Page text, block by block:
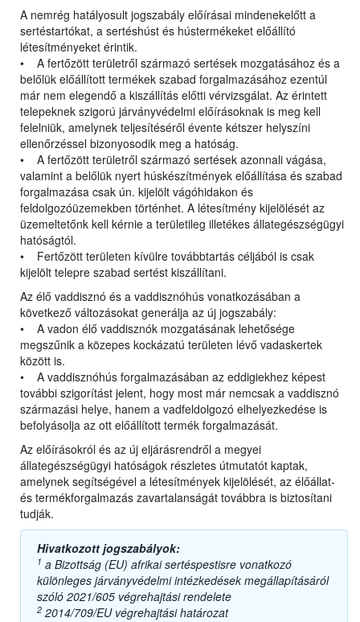
A nemrég hatályosult jogszabály előírásai mindenekelőtt a
sertéstartókat, a sertéshúst és hústermékeket előállító
létesítményeket érintik.
• A fertőzött területről származó sertések mozgatásához és a
belőlük előállított termékek szabad forgalmazásához ezentúl
már nem elegendő a kiszállítás előtti vérvizsgálat. Az érintett
telepeknek szigorú járványvédelmi előírásoknak is meg kell
felelniük, amelynek teljesítéséről évente kétszer helyszíni
ellenőrzéssel bizonyosodik meg a hatóság.
• A fertőzött területről származó sertések azonnali vágása,
valamint a belőlük nyert húskészítmények előállítása és szabad
forgalmazása csak ún. kijelölt vágóhidakon és
feldolgozóüzemekben történhet. A létesítmény kijelölését az
üzemeltetőnk kell kérnie a területileg illetékes állategészségügyi
hatóságtól.
• Fertőzött területen kívülre továbbtartás céljából is csak
kijelölt telepre szabad sertést kiszállítani.
Az élő vaddisznó és a vaddisznóhús vonatkozásában a
következő változásokat generálja az új jogszabály:
• A vadon élő vaddisznók mozgatásának lehetősége
megszűnik a közepes kockázatú területen lévő vadaskertek
között is.
• A vaddisznóhús forgalmazásában az eddigiekhez képest
további szigorítást jelent, hogy most már nemcsak a vaddisznó
származási helye, hanem a vadfeldolgozó elhelyezkedése is
befolyásolja az ott előállított termék forgalmazását.
Az előírásokról és az új eljárásrendről a megyei
állategészségügyi hatóságok részletes útmutatót kaptak,
amelynek segítségével a létesítmények kijelölését, az élőállat-
és termékforgalmazás zavartalanságát továbbra is biztosítani
tudják.
Hivatkozott jogszabályok:
1 a Bizottság (EU) afrikai sertéspestisre vonatkozó
különleges járványvédelmi intézkedések megállapításáról
szóló 2021/605 végrehajtási rendelete
2 2014/709/EU végrehajtási határozat